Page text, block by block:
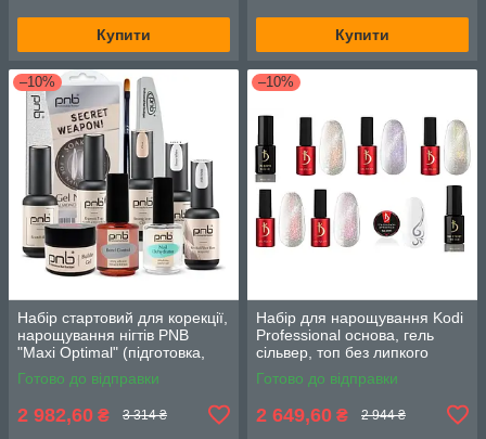
Купити Купити
–10%
Набір стартовий для корекції,
нарощування нігтів PNB
"Maxi Optimal" (підготовка,
гель, фініш, аксесуари)
Готово до відправки
2 982,60 ₴ 3 314 ₴
–10%
Набір для нарощування Kodi
Professional основа, гель
сільвер, топ без липкого
шару, гель лаки GG Cat 5шт.
по 7мл.
Готово до відправки
2 649,60 ₴ 2 944 ₴